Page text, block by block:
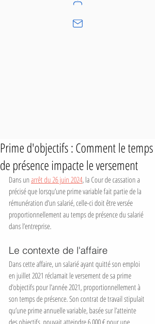
Prime d'objectifs : Comment le temps
de présence impacte le versement
Dans un arrêt du 26 juin 2024, la Cour de cassation a
précisé que lorsqu’une prime variable fait partie de la
rémunération d’un salarié, celle-ci doit être versée
proportionnellement au temps de présence du salarié
dans l’entreprise.
Le contexte de l'affaire
Dans cette affaire, un salarié ayant quitté son emploi
en juillet 2021 réclamait le versement de sa prime
d’objectifs pour l’année 2021, proportionnellement à
son temps de présence. Son contrat de travail stipulait
qu’une prime annuelle variable, basée sur l’atteinte